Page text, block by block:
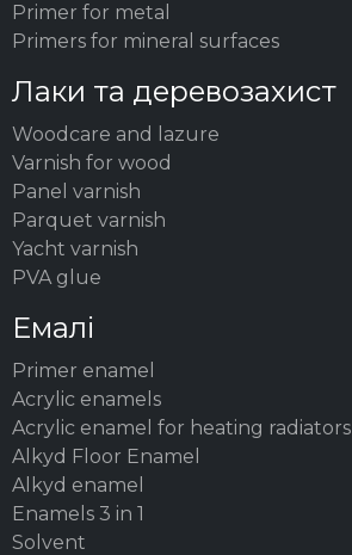
Primer for metal
Primers for mineral surfaces
Лаки та деревозахист
Woodсare and lazure
Varnish for wood
Panel varnish
Parquet varnish
Yacht varnish
PVA glue
Емалі
Primer enamel
Acrylic enamels
Acrylic enamel for heating radiators
Alkyd Floor Enamel
Alkyd enamel
Enamels 3 in 1
Solvent